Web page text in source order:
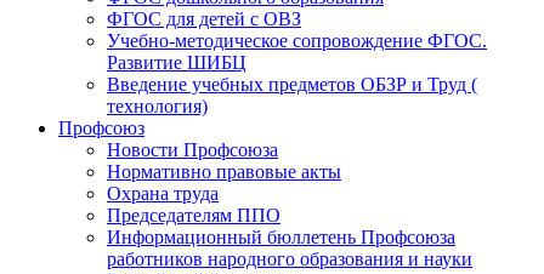
ФГОС для детей с ОВЗ
Учебно-методическое сопровождение ФГОС.
Развитие ШИБЦ
Введение учебных предметов ОБЗР и Труд (
технология)
Профсоюз
Новости Профсоюза
Нормативно правовые акты
Охрана труда
Председателям ППО
Информационный бюллетень Профсоюза
работников народного образования и науки